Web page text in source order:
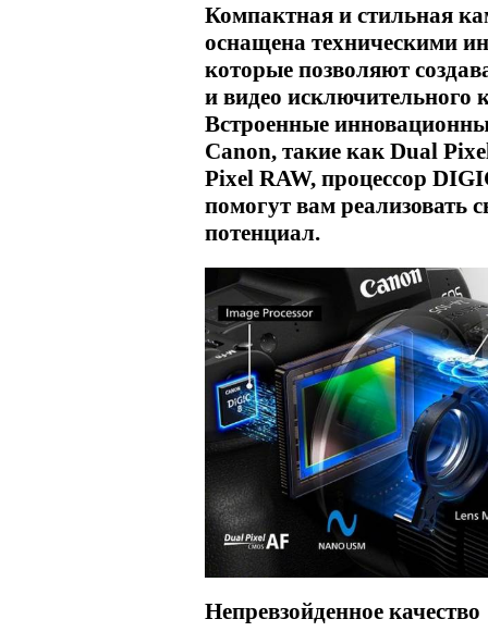
Компактная и стильная
оснащена техническими
которые позволяют
и видео исключительного
Встроенные
Canon, такие как Dual
Pixel RAW, процессор
помогут вам реализовать
потенциал.
Непревзойденное качество